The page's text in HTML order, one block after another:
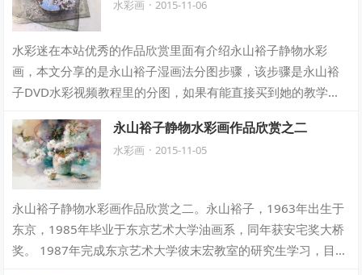
水彩画 · 2015-11-06
水彩迷在本站优秀的作品欣赏里面有介绍永山裕子静物水彩
画，本文分享的是永山裕子湿画法分图步骤，该步骤是永山裕
子DVD水彩视频教程里的分图，如果有能直接买到她的教学
永山裕子静物水彩画作品欣赏之二
水彩画 · 2015-11-05
永山裕子静物水彩画作品欣赏之二。永山裕子，1963年出生于
东京，1985年毕业于东京艺术大学油画系，同年获安宅奖大桥
奖。 1987年完成东京艺术大学彼末宏教室的研究生学习，目前